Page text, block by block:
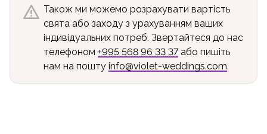
warning Також ми можемо розрахувати вартість
свята або заходу з урахуванням ваших
індивідуальних потреб. Звертайтеся до нас
телефоном +995 568 96 33 37або пишіть
нам на пошту info@violet-weddings.com.